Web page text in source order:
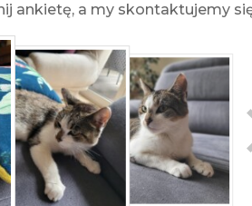
ankietę, a my skontaktujemy